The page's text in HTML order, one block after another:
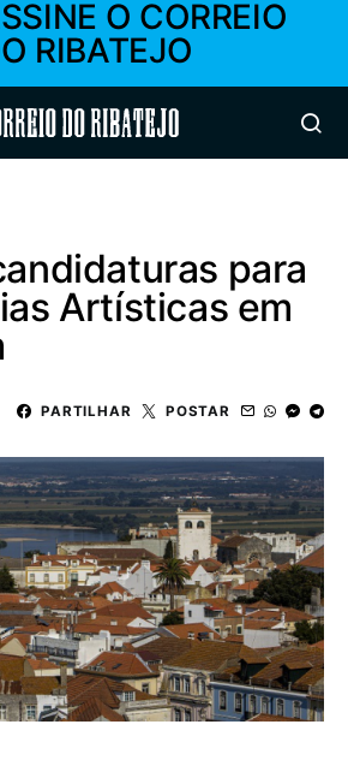
O CORREIO
RIBATEJO
do Ribatejo
para
Artísticas em
PARTILHAR POSTAR